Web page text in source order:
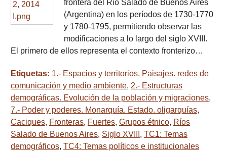
frontera del Río Salado de Buenos Aires
(Argentina) en los períodos de 1730-1770
y 1780-1795, permitiendo observar las
modificaciones a lo largo del siglo XVIII.
El primero de ellos representa el contexto fronterizo…
Etiquetas: 1.- Espacios y territorios. Paisajes. redes de
comunicación y medio ambiente, 2.- Estructuras
demográficas. Evolución de la población y migraciones,
7.- Poder y poderes. Monarquía. Estado. oligarquías,
Caciques, Fronteras, Fuertes, Grupos étnico, Ríos
Salado de Buenos Aires, Siglo XVIII , TC1: Temas
demográficos, TC4: Temas políticos e institucionales